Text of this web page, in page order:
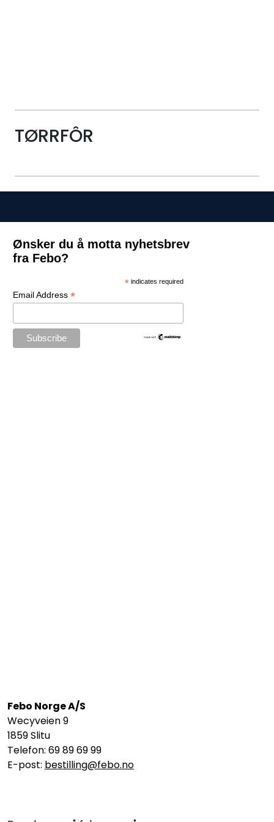
TØRRFÔR
Ønsker du å motta nyhetsbrev
fra Febo?
* indicates required
Email Address *
Febo Norge A/S
Wecyveien 9
1859 Slitu
Telefon: 69 89 69 99
E-post: bestilling@febo.no